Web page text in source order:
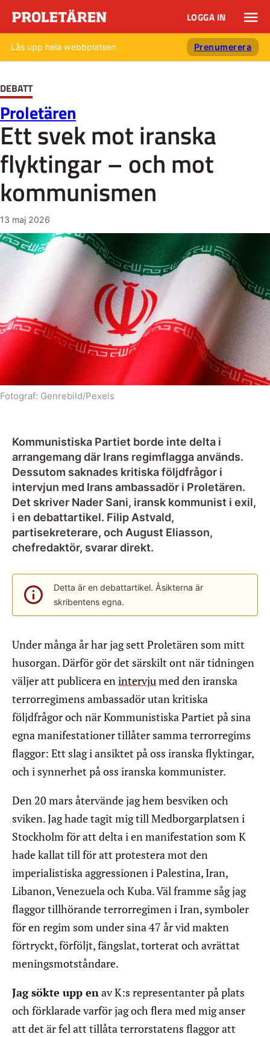
LOGGA IN
Lås upp hela webbplatsen Prenumerera
DEBATT
Proletären
Ett svek mot iranska
flyktingar – och mot
kommunismen
13 maj 2026
Fotograf: Genrebild/Pexels
Kommunistiska Partiet borde inte delta i
arrangemang där Irans regimflagga används.
Dessutom saknades kritiska följdfrågor i
intervjun med Irans ambassadör i Proletären.
Det skriver Nader Sani, iransk kommunist i exil,
i en debattartikel. Filip Astvald,
partisekreterare, och August Eliasson,
chefredaktör, svarar direkt.
Detta är en debattartikel. Åsikterna är
skribentens egna.
Under många år har jag sett Proletären som mitt
husorgan. Därför gör det särskilt ont när tidningen
väljer att publicera enintervjumed den iranska
terrorregimens ambassadör utan kritiska
följdfrågor och när Kommunistiska Partiet på sina
egna manifestationer tillåter samma terrorregims
flaggor: Ett slag i ansiktet på oss iranska flyktingar,
och i synnerhet på oss iranska kommunister.
Den 20 mars återvände jag hem besviken och
sviken. Jag hade tagit mig till Medborgarplatsen i
Stockholm för att delta i en manifestation som K
hade kallat till för att protestera mot den
imperialistiska aggressionen i Palestina, Iran,
Libanon, Venezuela och Kuba. Väl framme såg jag
flaggor tillhörande terrorregimen i Iran, symboler
för en regim som under sina 47 år vid makten
förtryckt, förföljt, fängslat, torterat och avrättat
meningsmotståndare.
Jag sökte upp enav K:s representanter på plats
och förklarade varför jag och flera med mig anser
att det är fel att tillåta terrorstatens flaggor att